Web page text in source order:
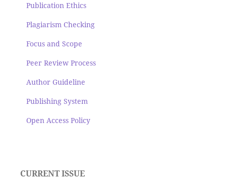
Publication Ethics
Plagiarism Checking
Focus and Scope
Peer Review Process
Author Guideline
Publishing System
Open Access Policy
CURRENT ISSUE